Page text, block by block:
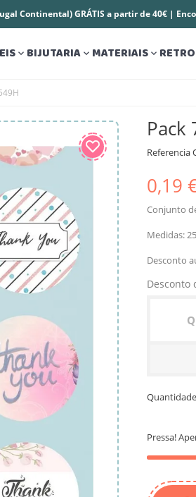
Continental) GRÁTIS a partir de 40€ |
 BIJUTARIA MATERIAIS
Pack
Referencia
0,19
Conjunto
Medidas:
Desconto
Desconto
Pressa!